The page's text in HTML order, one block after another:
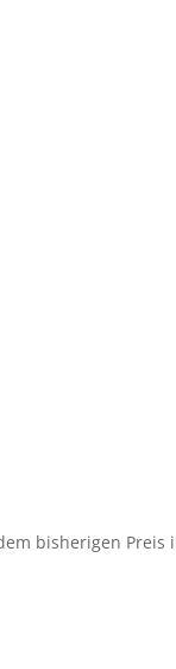
bisherigen Preis